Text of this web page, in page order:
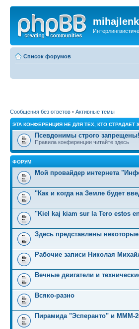
Список форумов
Сообщения без ответов • Активные темы
ЭТА КОНФЕРЕНЦИЯ НЕ ДЛЯ ТЕХ, КТО
Псевдонимы строго запрещены!
Правила конференции читайте здесь
ФОРУМ
Мой провайдер интернета
"Как и когда на Земле будет
"Kiel kaj kiam sur la Tero estos
Здесь представлены
Рабочие записи Николая
Вечные двигатели и
Всяко-разно
Пирамида "Эсперанто" и MMM-